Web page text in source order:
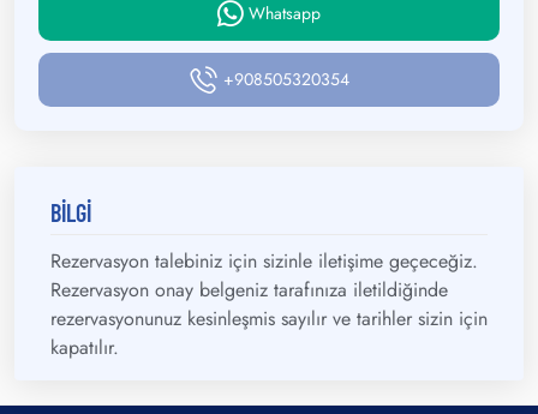
Whatsapp
+908505320354
BİLGİ
Rezervasyon talebiniz için sizinle iletişime geçeceğiz.
Rezervasyon onay belgeniz tarafınıza iletildiğinde
rezervasyonunuz kesinleşmis sayılır ve tarihler sizin için
kapatılır.